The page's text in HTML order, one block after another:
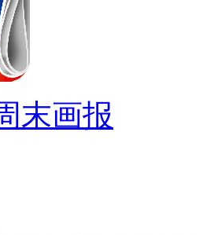
末画报